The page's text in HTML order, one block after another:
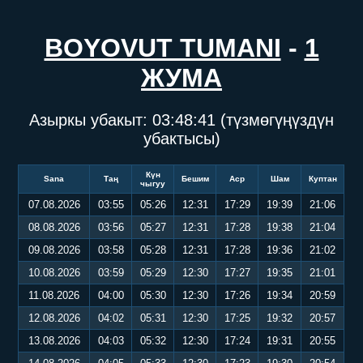
BOYOVUT TUMANI - 1
ЖУМА
Азыркы убакыт: 03:48:41 (түзмөгүңүздүн
убактысы)
Sana Таң
Күн
чыгуу
Бешим Аср Шам Куптан
07.08.2026 03:55 05:26 12:31 17:29 19:39
21:06
08.08.2026
03:56 05:27 12:31 17:28 19:38
21:04
09.08.2026
03:58 05:28 12:31 17:28 19:36
21:02
10.08.2026
03:59 05:29 12:30 17:27 19:35
21:01
11.08.2026
04:00 05:30 12:30 17:26 19:34
20:59
12.08.2026
04:02 05:31 12:30 17:25 19:32
20:57
13.08.2026
04:03 05:32 12:30 17:24 19:31
20:55